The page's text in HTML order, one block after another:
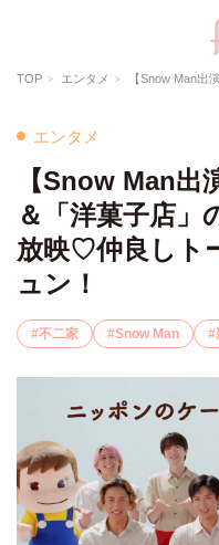
TOP エンタメ 【Snow Man出演】不二家「
エンタメ
【Snow Man出
＆「洋菓子店」
放映♡仲良しト
ュン！
不二家 Snow Man